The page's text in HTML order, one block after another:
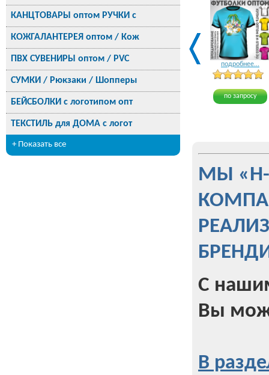
КАНЦТОВАРЫ оптом РУЧКИ с
КОЖГАЛАНТЕРЕЯ оптом / Кож
ПВХ СУВЕНИРЫ оптом / PVC
СУМКИ / Рюкзаки / Шопперы
БЕЙСБОЛКИ с логотипом опт
ТЕКСТИЛЬ для ДОМА с логот
+ Показать все
подробнее...
по запросу
МЫ
С
Вы
В